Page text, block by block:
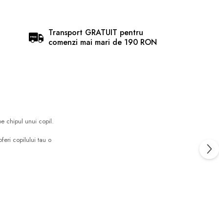
Transport GRATUIT pentru
comenzi mai mari de 190 RON
chipul unui copil.
copilului tau o